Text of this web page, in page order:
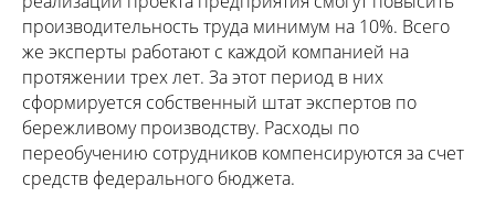
производительность труда минимум на 10%. Всего
же эксперты работают с каждой компанией на
протяжении трех лет. За этот период в них
сформируется собственный штат экспертов по
бережливому производству. Расходы по
переобучению сотрудников компенсируются за счет
средств федерального бюджета.